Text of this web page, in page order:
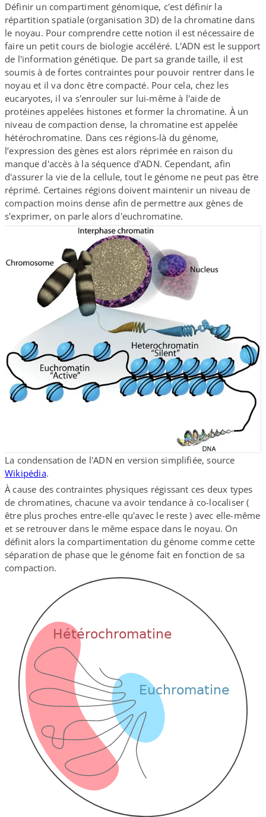
Définir un compartiment génomique, c'est définir la
répartition spatiale (organisation 3D) de la chromatine dans
le noyau. Pour comprendre cette notion il est nécessaire de
faire un petit cours de biologie accéléré. L'ADN est le support
de l'information génétique. De part sa grande taille, il est
soumis à de fortes contraintes pour pouvoir rentrer dans le
noyau et il va donc être compacté. Pour cela, chez les
eucaryotes, il va s'enrouler sur lui-​même à l'aide de
protéines appelées histones et former la chromatine. À un
niveau de compaction dense, la chromatine est appelée
hétérochromatine. Dans ces régions-​là du génome,
l’expression des gènes est alors réprimée en raison du
manque d'accès à la séquence d'ADN. Cependant, afin
d'assurer la vie de la cellule, tout le génome ne peut pas être
réprimé. Certaines régions doivent maintenir un niveau de
compaction moins dense afin de permettre aux gènes de
s'exprimer, on parle alors d'euchromatine.
La condensation de l'ADN en version simplifiée, source
Wikipédia.
À cause des contraintes physiques régissant ces deux types
de chromatines, chacune va avoir tendance à co-​localiser (
être plus proches entre-​elle qu'avec le reste ) avec elle-​même
et se retrouver dans le même espace dans le noyau. On
définit alors la compartimentation du génome comme cette
séparation de phase que le génome fait en fonction de sa
compaction.